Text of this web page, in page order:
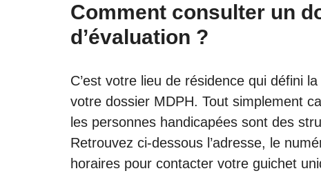
Comment consulter un
d’évaluation ?
C’est votre lieu de résidence qui défini
votre dossier MDPH. Tout simplement
les personnes handicapées sont des
Retrouvez ci-dessous l’adresse, le
horaires pour contacter votre guichet